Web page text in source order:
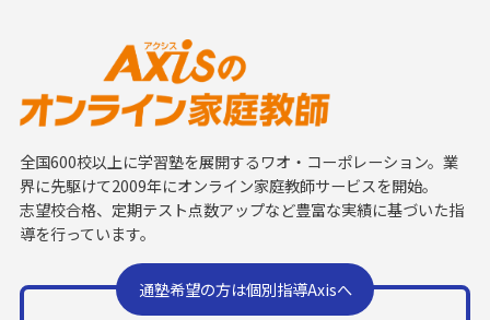
全国600校以上に学習塾を展開するワオ・コーポレーション。業
界に先駆けて2009年にオンライン家庭教師サービスを開始。
志望校合格、定期テスト点数アップなど豊富な実績に基づいた指
導を行っています。
通塾希望の方は個別指導Axisへ